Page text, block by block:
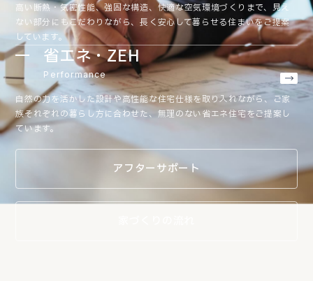
高い断熱・気密性能、強固な構造、快適な空気環境づくりまで、見え
ない部分にもこだわりながら、長く安心して暮らせる住まいをご提案
しています。
省エネ・ZEH
Performance
自然の力を活かした設計や高性能な住宅仕様を取り入れながら、ご家
族それぞれの暮らし方に合わせた、無理のない省エネ住宅をご提案し
ています。
アフターサポート